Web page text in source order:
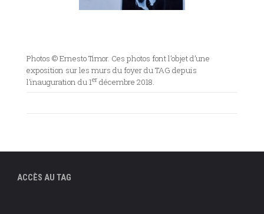
Photos © Ernesto Timor. Ces photos font l’objet d’une
exposition sur les murs du foyer du TAG depuis
l’inauguration du 1erdécembre 2018.
ACCÈS AU TAG